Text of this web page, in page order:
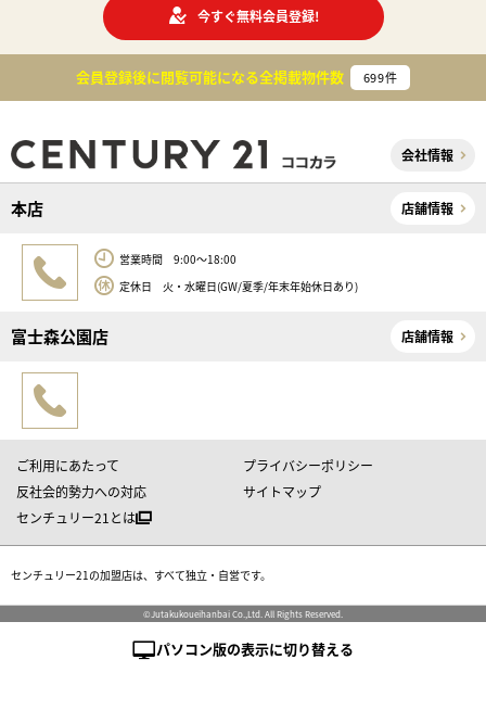
今すぐ無料会員登録!
会員登録後に閲覧可能になる全掲載物件数 699件
会社情報
本店 店舗情報
営業時間 9:00～18:00
定休日 火・水曜日(GW/夏季/年末年始休日あり)
富士森公園店 店舗情報
ご利用にあたって
プライバシーポリシー
反社会的勢力への対応
サイトマップ
センチュリー21とは
センチュリー21の加盟店は、すべて独立・自営です。
©Jutakukoueihanbai Co.,Ltd. All Rights Reserved.
パソコン版の表示に切り替える